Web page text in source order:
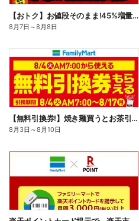
【おトク】お値段そのまま!45%増量作戦!
8月7日 ～8月8日
【無料引換券!】焼き麺買うとお茶引換券貰える!
8月3日 ～8月10日